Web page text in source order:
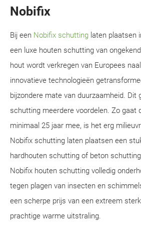
Nobifix
Bij een Nobifix schutting laten plaatsen
een luxe houten schutting van
hout wordt verkregen van Europees
innovatieve technologieën
bijzondere mate van duurzaamheid. Dit
schutting meerdere voordelen. Zo gaat
minimaal 25 jaar mee, is het erg
Nobifix schutting laten plaatsen een
hardhouten schutting of beton
Nobifix houten schutting volledig
tegen plagen van insecten en
een scherpe prijs van een extreem
prachtige warme uitstraling.